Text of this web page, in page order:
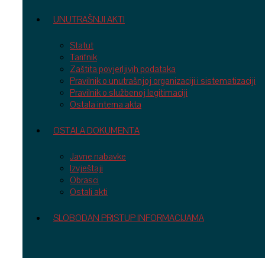
UNUTRAŠNJI AKTI
Statut
Tarifnik
Zaštita povjerljivih podataka
Pravilnik o unutrašnjoj organizaciji i sistematizaciji
Pravilnik o službenoj legitimaciji
Ostala interna akta
OSTALA DOKUMENTA
Javne nabavke
Izvještaji
Obrasci
Ostali akti
SLOBODAN PRISTUP INFORMACIJAMA